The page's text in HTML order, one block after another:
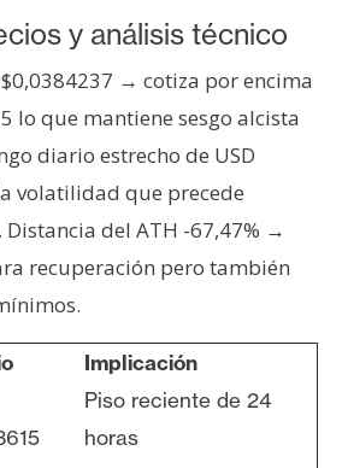
y análisis técnico
→ cotiza por encima
lo que mantiene sesgo alcista
diario estrecho de USD
volatilidad que precede
del ATH -67,47% →
recuperación pero también
Implicación
Piso reciente de 24
horas